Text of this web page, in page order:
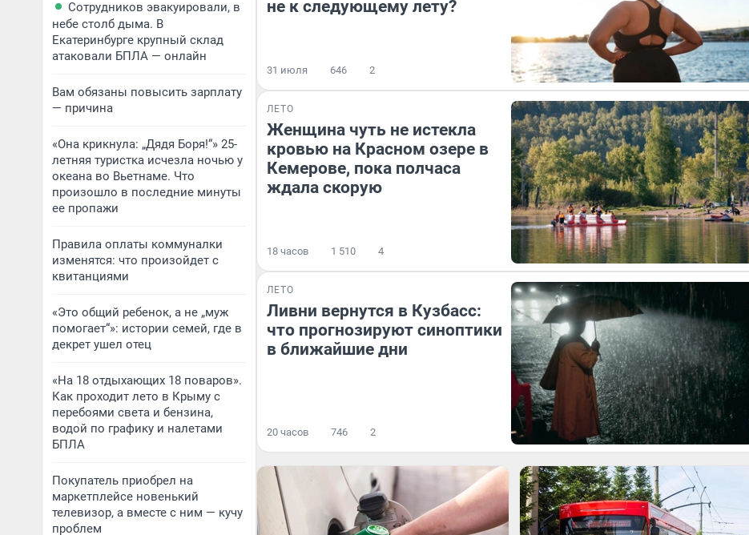
Сотрудников эвакуировали, в
небе столб дыма. В
Екатеринбурге крупный склад
атаковали БПЛА — онлайн
Вам обязаны повысить зарплату
— причина
«Она крикнула: „Дядя Боря!“» 25-
летняя туристка исчезла ночью у
океана во Вьетнаме. Что
произошло в последние минуты
ее пропажи
Правила оплаты коммуналки
изменятся: что произойдет с
квитанциями
«Это общий ребенок, а не „муж
помогает“»: истории семей, где в
декрет ушел отец
«На 18 отдыхающих 18 поваров».
Как проходит лето в Крыму с
перебоями света и бензина,
водой по графику и налетами
БПЛА
Покупатель приобрел на
маркетплейсе новенький
телевизор, а вместе с ним — кучу
проблем
не к следующему лету?
31 июля 646 2
ЛЕТО
Женщина чуть не истекла
кровью на Красном озере в
Кемерове, пока полчаса
ждала скорую
18 часов 1 510 4
ЛЕТО
Ливни вернутся в Кузбасс:
что прогнозируют синоптики
в ближайшие дни
20 часов 746 2